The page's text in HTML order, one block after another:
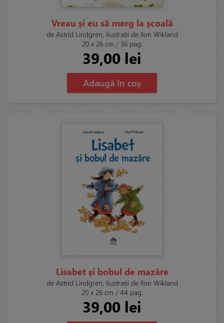
Vreau și eu să merg la școală
de Astrid Lindgren, ilustrații de Ilon Wikland
20 x 26 cm / 36 pag.
39,00 lei
Adaugă în coș
Lisabet și bobul de mazăre
de Astrid Lindgren, ilustrații de Ilon Wikland
20 x 26 cm / 44 pag.
39,00 lei